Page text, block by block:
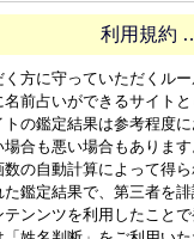
利用規約
方に守っていただくルー
名前占いができるサイ
の鑑定結果は参考程度に
合も悪い場合もありま
の自動計算によって得ら
鑑定結果で、第三者を
ンンツを利用したこと